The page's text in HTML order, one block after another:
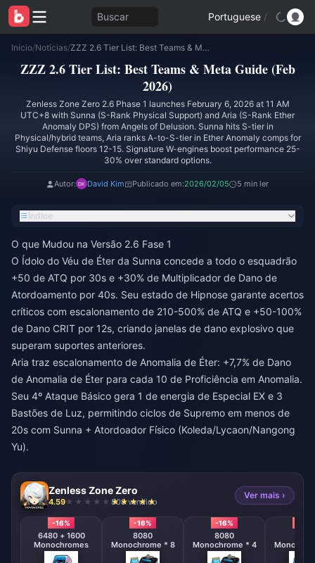
Buscar Portuguese /
Início/Notícias/ ZZZ 2.6 Tier List: Best Teams & Meta Guide (Feb 2026)
ZZZ 2.6 Tier List: Best Teams & Meta Guide (Feb
2026)
Zenless Zone Zero 2.6 Phase 1 launches February 6, 2026 at 11 AM
UTC+8 with Sunna (S-Rank Physical Support) and Aria (S-Rank Ether
Anomaly DPS) from Angels of Delusion. Sunna hits S-tier in
Physical/hybrid teams, Aria ranks A-to-S-tier in Ether Anomaly comps for
Shiyu Defense floors 12-15. Signature W-engines boost performance 25-
30% over standard options.
Autor: David Kim Publicado em:2026/02/05 5 min ler
Índice
O que Mudou na Versão 2.6 Fase 1
O Ídolo do Véu de Éter da Sunna concede a todo o esquadrão
+50 de ATQ por 30s e +30% de Multiplicador de Dano de
Atordoamento por 40s. Seu estado de Hipnose garante acertos
críticos com escalonamento de 210-500% de ATQ e +50-100%
de Dano CRIT por 12s, criando janelas de dano explosivo que
superam suportes anteriores.
Aria traz escalonamento de Anomalia de Éter: +7,7% de Dano
de Anomalia de Éter para cada 10 de Proficiência em Anomalia.
Seu 4º Ataque Básico gera 1 de energia de Especial EX e 3
Bastões de Luz, permitindo ciclos de Supremo em menos de
20s com Sunna + Atordoador Físico (Koleda/Lycaon/Nangong
Yu).
Zenless Zone Zero
4.59 808 vendido
Ver mais ›
-16%
6480 + 1600
Monochromes
-16%
8080
Monochrome * 8
-16%
8080
Monochrome * 4